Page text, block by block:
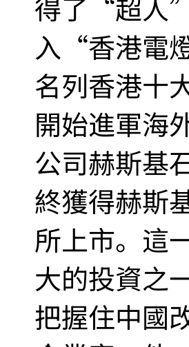
入“香港電
名列香港十
開始進軍海
公司赫斯基
終獲得赫斯
所上市。這
大的投資之
把握住中國